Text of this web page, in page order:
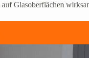
Glasoberflächen